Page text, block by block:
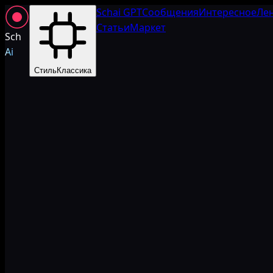
Sch
Ai
СтильКлассика
Schai GPTСообщенияИнтересное
СтатьиМаркет